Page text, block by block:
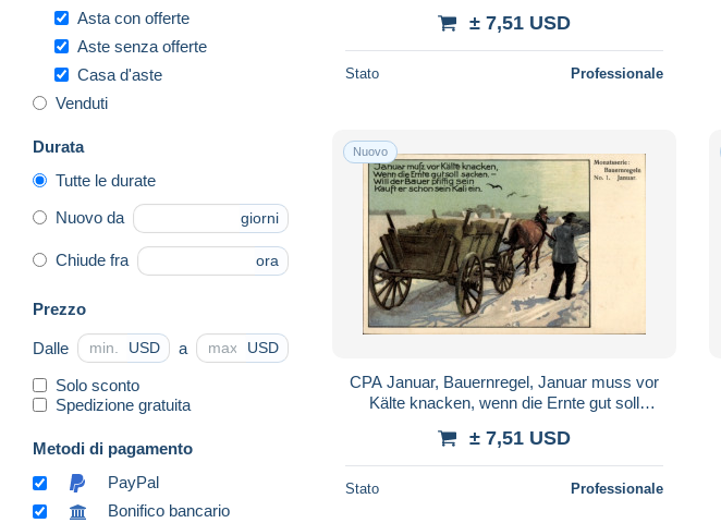
Asta con offerte
Aste senza offerte
Casa d'aste
Venduti
Durata
Tutte le durate
Nuovo da giorni
Chiude fra ora
Prezzo
Dalle USD a USD
Solo sconto
Spedizione gratuita
Metodi di pagamento
PayPal
Bonifico bancario
± 7,51 USD
Stato Professionale
Nuovo
CPA Januar, Bauernregel, Januar muss vor
Kälte knacken, wenn die Ernte gut soll
± 7,51 USD
Stato Professionale